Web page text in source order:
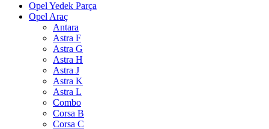
Opel Yedek Parça
Opel Araç
Antara
Astra F
Astra G
Astra H
Astra J
Astra K
Astra L
Combo
Corsa B
Corsa C